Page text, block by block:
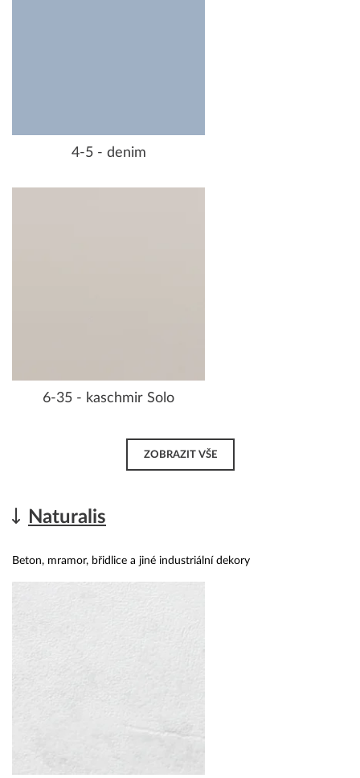
4-5 - denim
6-35 - kaschmir Solo
ZOBRAZIT VŠE
Naturalis
Beton, mramor, břidlice a jiné industriální dekory